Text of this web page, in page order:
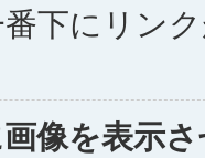
番下にリン
像を表示